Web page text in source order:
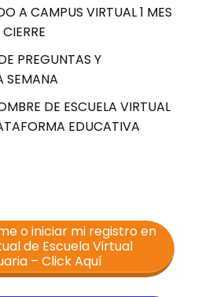
A CAMPUS VIRTUAL 1 MES
PREGUNTAS Y
SEMANA
DE ESCUELA VIRTUAL
EDUCATIVA
o iniciar mi registro en
de Escuela Virtual
– Click Aquí